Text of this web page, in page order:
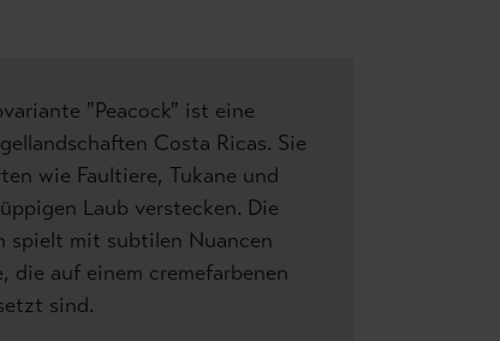
"Peacock" ist eine
Costa Ricas. Sie
wie Faultiere, Tukane und
Laub verstecken. Die
spielt mit subtilen Nuancen
die auf einem cremefarbenen
sind.